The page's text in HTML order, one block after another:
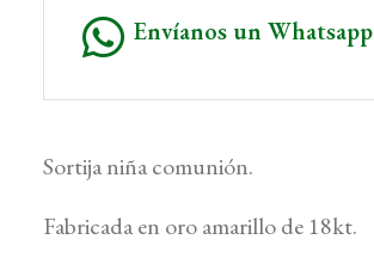
Envíanos un Whatsapp
Sortija niña comunión.
Fabricada en oro amarillo de 18kt.